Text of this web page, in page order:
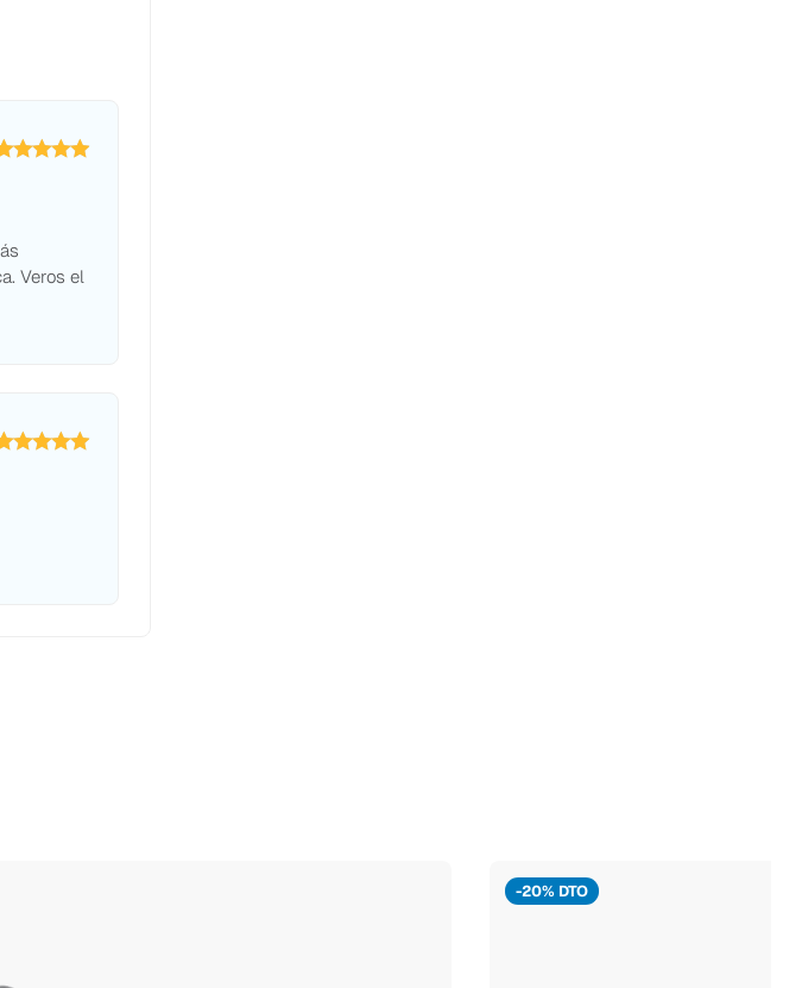
Veros el
-20% DTO